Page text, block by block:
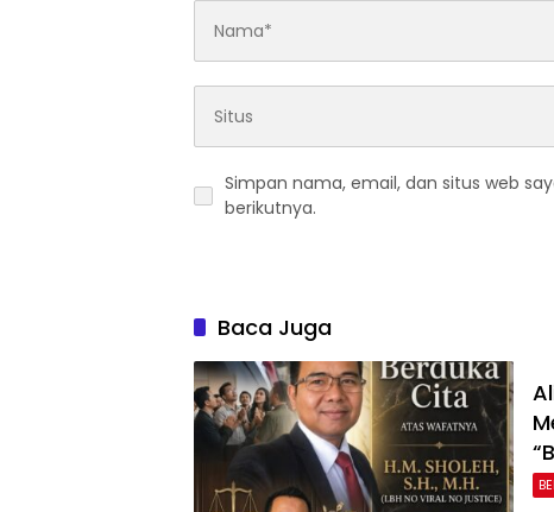
Simpan nama, email, dan situs web
berikutnya.
Baca Juga